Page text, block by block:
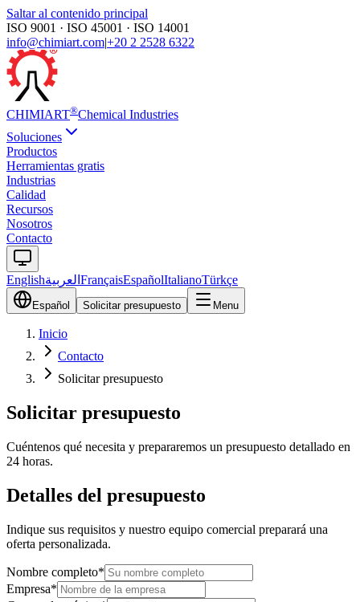
Saltar al contenido principal
ISO 9001 · ISO 45001 · ISO 14001
info@chimiart.com|+20 2 2528 6322
CHIMIART®Chemical Industries
Soluciones
Productos
Herramientas gratis
Industrias
Calidad
Recursos
Nosotros
Contacto
Englishالعربية FrançaisEspañolItalianoTürkçe
Español Solicitar presupuesto Menu
Inicio
Contacto
Solicitar presupuesto
Solicitar presupuesto
Cuéntenos qué necesita y prepararemos un presupuesto detallado en
24 horas.
Detalles del presupuesto
Indique sus requisitos y nuestro equipo comercial preparará una
oferta personalizada.
Nombre completo*
Empresa*